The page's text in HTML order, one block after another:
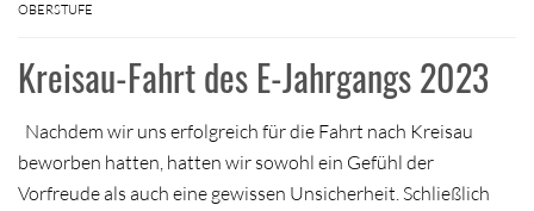
OBERSTUFE
Kreisau-Fahrt des E-Jahrgangs 2023
Nachdem wir uns erfolgreich für die Fahrt nach Kreisau
beworben hatten, hatten wir sowohl ein Gefühl der
Vorfreude als auch eine gewissen Unsicherheit. Schließlich